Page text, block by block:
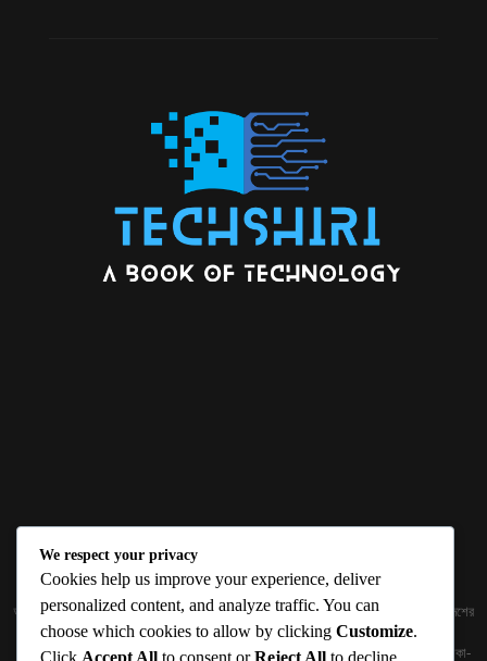
ABOUT US
জ্ঞান বিজ্ঞানের উৎকর্ষ আমাদের প্রভাবিত করে। আলোকিত করে। সেই আলো কে ধারণ কর দেশ ও বিদেশের
তথ্যপ্রযুক্তির অতিসাম্প্রতিক খবরাখবর পাঠকের হাতের মুঠোয় দিতে চায় টেকসিঁড়ি ডট কম।
প্রকাশক ও নির্বাহী সম্পাদকঃ সামিউল হক সুমন ১৮৮/১ (২য় তলা), ইনার সার্কুলার রোড, আরামবাগ, ঢাকা-
We respect your privacy
Cookies help us improve your experience, deliver
personalized content, and analyze traffic. You can
choose which cookies to allow by clicking Customize.
Click Accept All to consent orReject All to decline